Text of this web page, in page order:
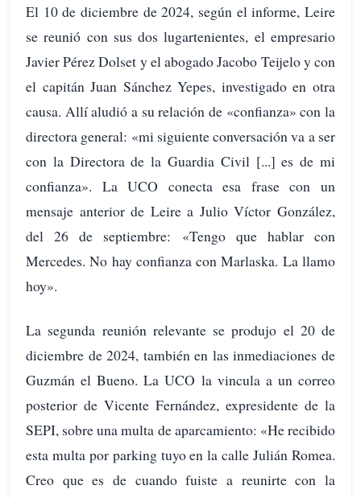
El 10 de diciembre de 2024, según el informe, Leire
se reunió con sus dos lugartenientes, el empresario
Javier Pérez Dolset y el abogado Jacobo Teijelo y con
el capitán Juan Sánchez Yepes, investigado en otra
causa. Allí aludió a su relación de «confianza» con la
directora general: «mi siguiente conversación va a ser
con la Directora de la Guardia Civil [...] es de mi
confianza». La UCO conecta esa frase con un
mensaje anterior de Leire a Julio Víctor González,
del 26 de septiembre: «Tengo que hablar con
Mercedes. No hay confianza con Marlaska. La llamo
hoy».
La segunda reunión relevante se produjo el 20 de
diciembre de 2024, también en las inmediaciones de
Guzmán el Bueno. La UCO la vincula a un correo
posterior de Vicente Fernández, expresidente de la
SEPI, sobre una multa de aparcamiento: «He recibido
esta multa por parking tuyo en la calle Julián Romea.
Creo que es de cuando fuiste a reunirte con la